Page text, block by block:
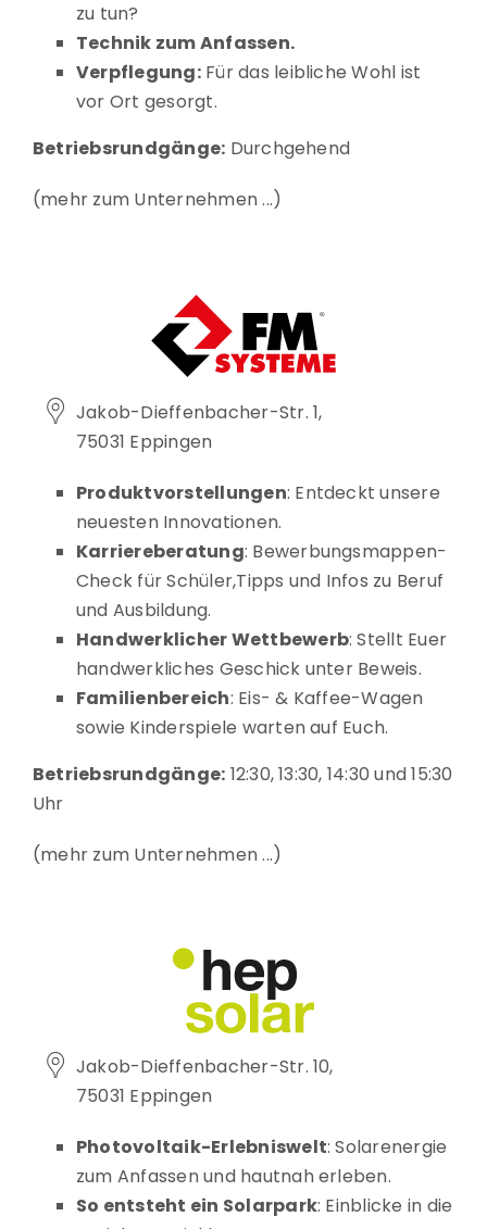
zu tun?
Technik zum Anfassen.
Verpflegung:Für das leibliche Wohl ist
vor Ort gesorgt.
Betriebsrundgänge: Durchgehend
mehr zum Unternehmen
Jakob-Dieffenbacher-Str. 1,
75031 Eppingen
Produktvorstellungen: Entdeckt unsere
neuesten Innovationen.
Karriereberatung: Bewerbungsmappen-
Check für Schüler,Tipps und Infos zu Beruf
und Ausbildung.
Handwerklicher Wettbewerb: Stellt Euer
handwerkliches Geschick unter Beweis.
Familienbereich: Eis- & Kaffee-Wagen
sowie Kinderspiele warten auf Euch.
Betriebsrundgänge: 12:30, 13:30, 14:30 und 15:30
Uhr
mehr zum Unternehmen
Jakob-Dieffenbacher-Str. 10,
75031 Eppingen
Photovoltaik-Erlebniswelt: Solarenergie
zum Anfassen und hautnah erleben.
So entsteht ein Solarpark: Einblicke in die